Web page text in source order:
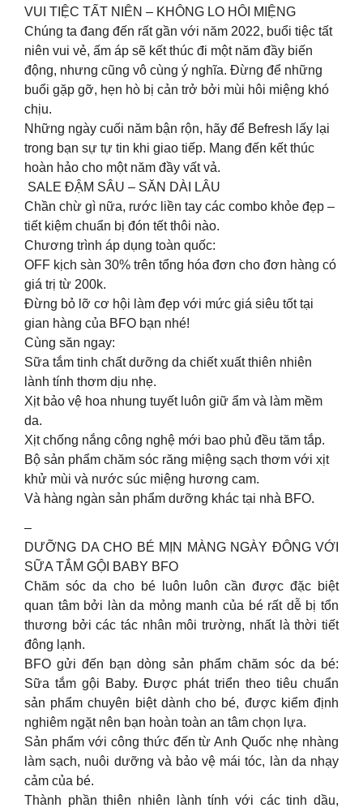
VUI TIỆC TẤT NIÊN – KHÔNG LO HÔI MIỆNG
Chúng ta đang đến rất gần với năm 2022, buổi tiệc tất
niên vui vẻ, ấm áp sẽ kết thúc đi một năm đầy biến
động, nhưng cũng vô cùng ý nghĩa. Đừng để những
buổi gặp gỡ, hẹn hò bị cản trở bởi mùi hôi miệng khó
chịu.
Những ngày cuối năm bận rộn, hãy để Befresh lấy lại
trong bạn sự tự tin khi giao tiếp. Mang đến kết thúc
hoàn hảo cho một năm đầy vất vả.
️ SALE ĐẬM SÂU – SĂN DÀI LÂU
Chần chừ gì nữa, rước liền tay các combo khỏe đẹp –
tiết kiệm chuẩn bị đón tết thôi nào.
Chương trình áp dụng toàn quốc:
OFF kịch sàn 30% trên tổng hóa đơn cho đơn hàng có
giá trị từ 200k.
Đừng bỏ lỡ cơ hội làm đẹp với mức giá siêu tốt tại
gian hàng của BFO bạn nhé!
Cùng săn ngay:
Sữa tắm tinh chất dưỡng da chiết xuất thiên nhiên
lành tính thơm dịu nhẹ.
Xịt bảo vệ hoa nhung tuyết luôn giữ ẩm và làm mềm
da.
Xịt chống nắng công nghệ mới bao phủ đều tăm tắp.
Bộ sản phẩm chăm sóc răng miệng sạch thơm với xịt
khử mùi và nước súc miệng hương cam.
Và hàng ngàn sản phẩm dưỡng khác tại nhà BFO.
–
DƯỠNG DA CHO BÉ MỊN MÀNG NGÀY ĐÔNG VỚI
SỮA TẮM GỘI BABY BFO
Chăm sóc da cho bé luôn luôn cần được đặc biệt
quan tâm bởi làn da mỏng manh của bé rất dễ bị tổn
thương bởi các tác nhân môi trường, nhất là thời tiết
đông lạnh.
BFO gửi đến bạn dòng sản phẩm chăm sóc da bé:
Sữa tắm gội Baby. Được phát triển theo tiêu chuẩn
sản phẩm chuyên biệt dành cho bé, được kiểm định
nghiêm ngặt nên bạn hoàn toàn an tâm chọn lựa.
Sản phẩm với công thức đến từ Anh Quốc nhẹ nhàng
làm sạch, nuôi dưỡng và bảo vệ mái tóc, làn da nhạy
cảm của bé.
Thành phần thiên nhiên lành tính với các tinh dầu,